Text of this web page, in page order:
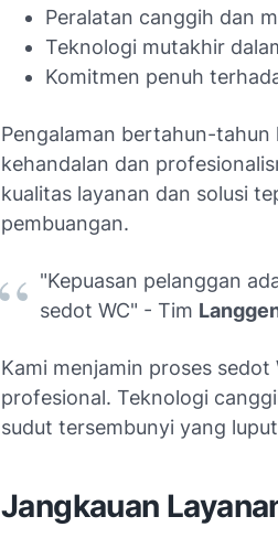
Peralatan canggih dan
Teknologi mutakhir
Komitmen penuh
Pengalaman bertahun-
kehandalan dan
kualitas layanan dan solusi
pembuangan.
"Kepuasan pelanggan
sedot WC" - Tim
Kami menjamin proses
profesional. Teknologi
sudut tersembunyi yang
Jangkauan